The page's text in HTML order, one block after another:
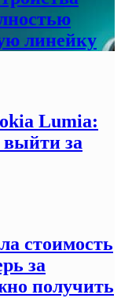
линейку
Lumia:
выйти за
стоимость
за
получить